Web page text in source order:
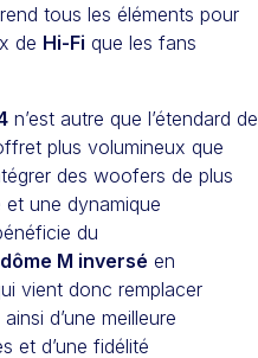
tous les éléments pour
de Hi-Fi que les fans
n’est autre que l’étendard de
plus volumineux que
des woofers de plus
une dynamique
du
dôme M inversé en
vient donc remplacer
d’une meilleure
et d’une fidélité